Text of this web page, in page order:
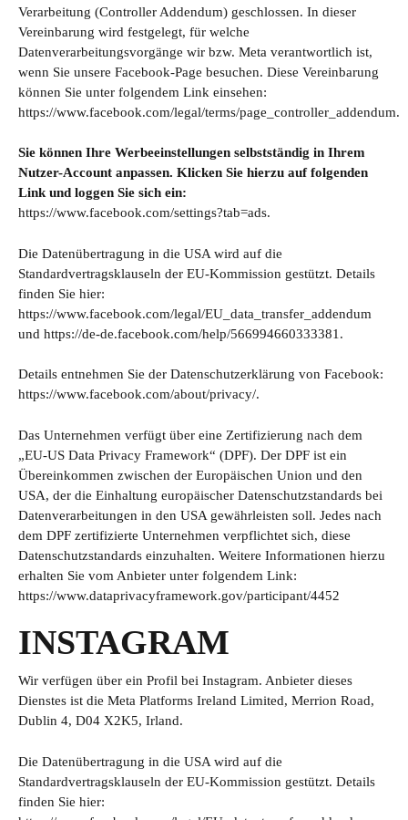
Verarbeitung (Controller Addendum) geschlossen. In dieser
Vereinbarung wird festgelegt, für welche
Datenverarbeitungsvorgänge wir bzw. Meta verantwortlich ist,
wenn Sie unsere Facebook-Page besuchen. Diese Vereinbarung
können Sie unter folgendem Link einsehen:
https://www.facebook.com/legal/terms/page_controller_addendum.
Sie können Ihre Werbeeinstellungen selbstständig in Ihrem
Nutzer-Account anpassen. Klicken Sie hierzu auf folgenden
Link und loggen Sie sich ein:
https://www.facebook.com/settings?tab=ads.
Die Datenübertragung in die USA wird auf die
Standardvertragsklauseln der EU-Kommission gestützt. Details
finden Sie hier:
https://www.facebook.com/legal/EU_data_transfer_addendum
und https://de-de.facebook.com/help/566994660333381 .
Details entnehmen Sie der Datenschutzerklärung von Facebook:
https://www.facebook.com/about/privacy/.
Das Unternehmen verfügt über eine Zertifizierung nach dem
„EU-US Data Privacy Framework“ (DPF). Der DPF ist ein
Übereinkommen zwischen der Europäischen Union und den
USA, der die Einhaltung europäischer Datenschutzstandards bei
Datenverarbeitungen in den USA gewährleisten soll. Jedes nach
dem DPF zertifizierte Unternehmen verpflichtet sich, diese
Datenschutzstandards einzuhalten. Weitere Informationen hierzu
erhalten Sie vom Anbieter unter folgendem Link:
https://www.dataprivacyframework.gov/participant/4452
INSTAGRAM
Wir verfügen über ein Profil bei Instagram. Anbieter dieses
Dienstes ist die Meta Platforms Ireland Limited, Merrion Road,
Dublin 4, D04 X2K5, Irland.
Die Datenübertragung in die USA wird auf die
Standardvertragsklauseln der EU-Kommission gestützt. Details
finden Sie hier: